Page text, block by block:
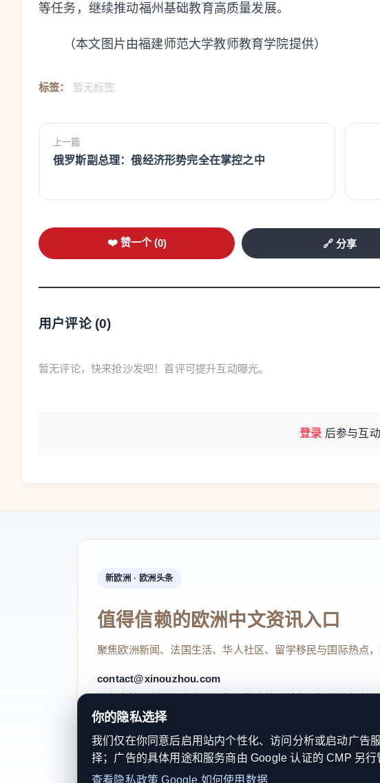
等任务，继续推动福州基础教育高质量发展。
（本文图片由福建师范大学教师教育学院提供）
标签： 暂无标签
上一篇
俄罗斯副总理：俄经济形势完全在掌控之中
❤️ 赞一个 (0) 🔗 分享
用户评论 (0)
暂无评论，快来抢沙发吧！首评可提升互动曝光。
登录 后参与互动
新欧洲 · 欧洲头条
值得信赖的欧洲中文资讯入口
聚焦欧洲新闻、法国生活、华人社区、留学移民与国际热点
contact@xinouzhou.com
服务支持、版权与合作：工作日优先处理站务、投稿与权利
© 2026 新欧洲·欧洲头条. All Rights Reserved. 本网站持续优化
你的隐私选择
我们仅在你同意后启用站内个性化、访问分析或启动广告
择；广告的具体用途和服务商由 Google 认证的 CMP 另行
查看隐私政策 Google 如何使用数据